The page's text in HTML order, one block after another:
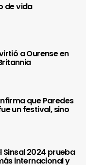
de vida
a Ourense en
que Paredes
un festival, sino
2024 prueba
internacional y